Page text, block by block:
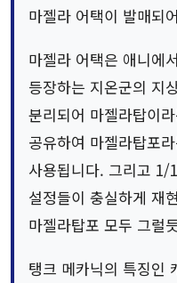
마젤라 어택이 발매되
마젤라 어택은 애니에
등장하는 지온군의 지
분리되어 마젤라탑이
공유하여 마젤라탑포
사용됩니다. 그리고 1/
설정들이 충실하게 재
마젤라탑포 모두 그럴
탱크 메카닉의 특징인